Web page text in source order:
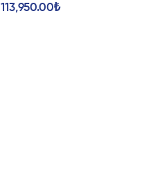
113,950.00₺